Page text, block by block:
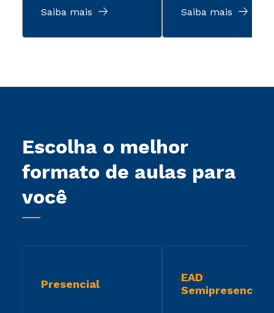
Saiba mais Saiba mais
Escolha o melhor
formato de aulas para
você
Presencial
EAD
Semipresencial